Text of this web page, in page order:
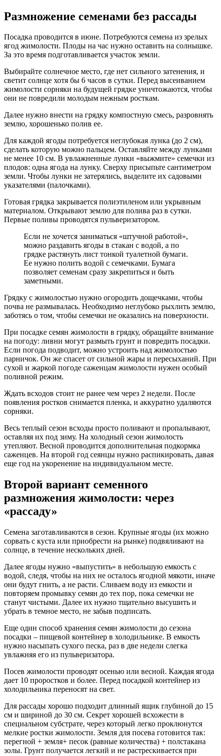
Размножение семенами без рассады
Посадка проводится в июне. Потребуются семена из зрелых
ягод жимолости. Плоды на час нужно оставить на солнышке.
За это время подготавливается участок земли.
Выбирайте солнечное место, где нет сильного затенения, и
светит солнце хотя бы 6 часов в сутки. Перед высеиванием
жимолости сорняки на будущей грядке уничтожаются, чтобы
они не повредили молодым нежным росткам.
Далее нужно внести на грядку компостную смесь, разровнять
землю, хорошенько полив ее.
Для каждой ягоды потребуется неглубокая лунка (до 2 см),
сделать которую можно пальцем. Оставляйте между лунками
не менее 10 см. В увлажненные лунки «выжмите» семечки из
плодов: одна ягода на лунку. Сверху присыпьте сантиметром
земли. Чтобы лунки не затерялись, выделите их садовыми
указателями (палочками).
Готовая грядка закрывается полиэтиленом или укрывным
материалом. Открывают землю для полива раз в сутки.
Первые поливы проводятся пульверизатором.
Если не хочется заниматься «штучной работой»,
можно раздавить ягоды в стакан с водой, а по
грядке растянуть лист тонкой туалетной бумаги.
Ее нужно полить водой с семечками. Бумага
позволяет семенам сразу закрепиться и быть
заметными.
Грядку с жимолостью нужно огородить дощечками, чтобы
почва не размывалась. Необходимо неглубоко рыхлить землю,
заботясь о том, чтобы семечки не оказались на поверхности.
При посадке семян жимолости в грядку, обращайте внимание
на погоду: ливни могут размыть грунт и повредить посадки.
Если погода подводит, можно устроить над жимолостью
парничок. Он же спасет от сильной жары и пересыханий. При
сухой и жаркой погоде саженцам жимолости нужен особый
поливной режим.
Ждать всходов стоит не ранее чем через 2 недели. После
появления ростков снимается пленка, и аккуратно удаляются
сорняки.
Весь теплый сезон всходы просто поливают и пропалывают,
оставляя их под зиму. На холодный сезон жимолость
утепляют. Весной проводится дополнительная подкормка
саженцев. На второй год сеянцы нужно распикировать, давая
еще год на укоренение на индивидуальном месте.
Второй вариант семенного
размножения жимолости: через
«рассаду»
Семена заготавливаются в сезон. Крупные ягоды (их можно
сорвать с куста или приобрести на рынке) подвяливают на
солнце, в течение нескольких дней.
Далее ягоды нужно «выпустить» в небольшую емкость с
водой, следя, чтобы на них не осталось ягодной мякоти, иначе
они будут гнить, а не расти. Сливаем воду из емкости и
повторяем промывку семян до тех пор, пока семечки не
станут чистыми. Далее их нужно тщательно высушить и
убрать в темное место, не забыв подписать.
Еще один способ хранения семян жимолости до сезона
посадки – пищевой контейнер в холодильнике. В емкость
нужно насыпать сухого песка, раз в две недели слегка
увлажняя его из пульверизатора.
Посев жимолости проводят осенью или весной. Каждая ягода
дает 10 проростков и более. Перед посадкой контейнер из
холодильника переносят на свет.
Для рассады хорошо подходит длинный ящик глубиной до 15
см и шириной до 30 см. Секрет хорошей всхожести в
специальном субстрате, через который легко проклюнутся
мелкие ростки жимолости. Земля для посева готовится так:
перегной + земля+ песок (равные количества) + полстакана
золы. Грунт получается легкий и не растрескивается при